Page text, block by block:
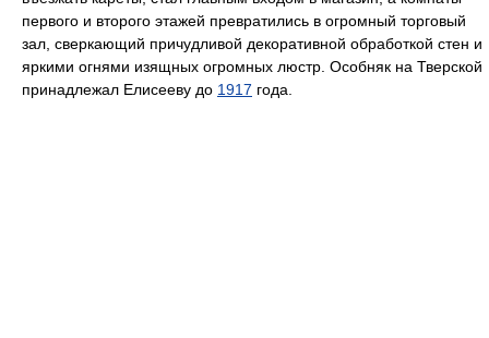
первого и второго этажей превратились в огромный торговый
зал, сверкающий причудливой декоративной обработкой стен и
яркими огнями изящных огромных люстр. Особняк на Тверской
принадлежал Елисееву до 1917 года.